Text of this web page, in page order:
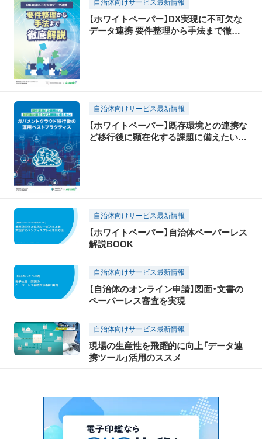
自治体向けサービス最新情報
【ホワイトペーパー】DX実現に不可欠な
データ連携 要件整理から手法まで徹底
自治体向けサービス最新情報
【ホワイトペーパー】既存環境との連携な
ど移行後に顕在化する課題に備えたい
自治体向けサービス最新情報
【ホワイトペーパー】自治体ペーパーレス
解説BOOK
自治体向けサービス最新情報
【自治体のオンライン申請】図面・文書の
ペーパーレス審査を実現
自治体向けサービス最新情報
現場の生産性を飛躍的に向上「データ連
携ツール」活用のススメ